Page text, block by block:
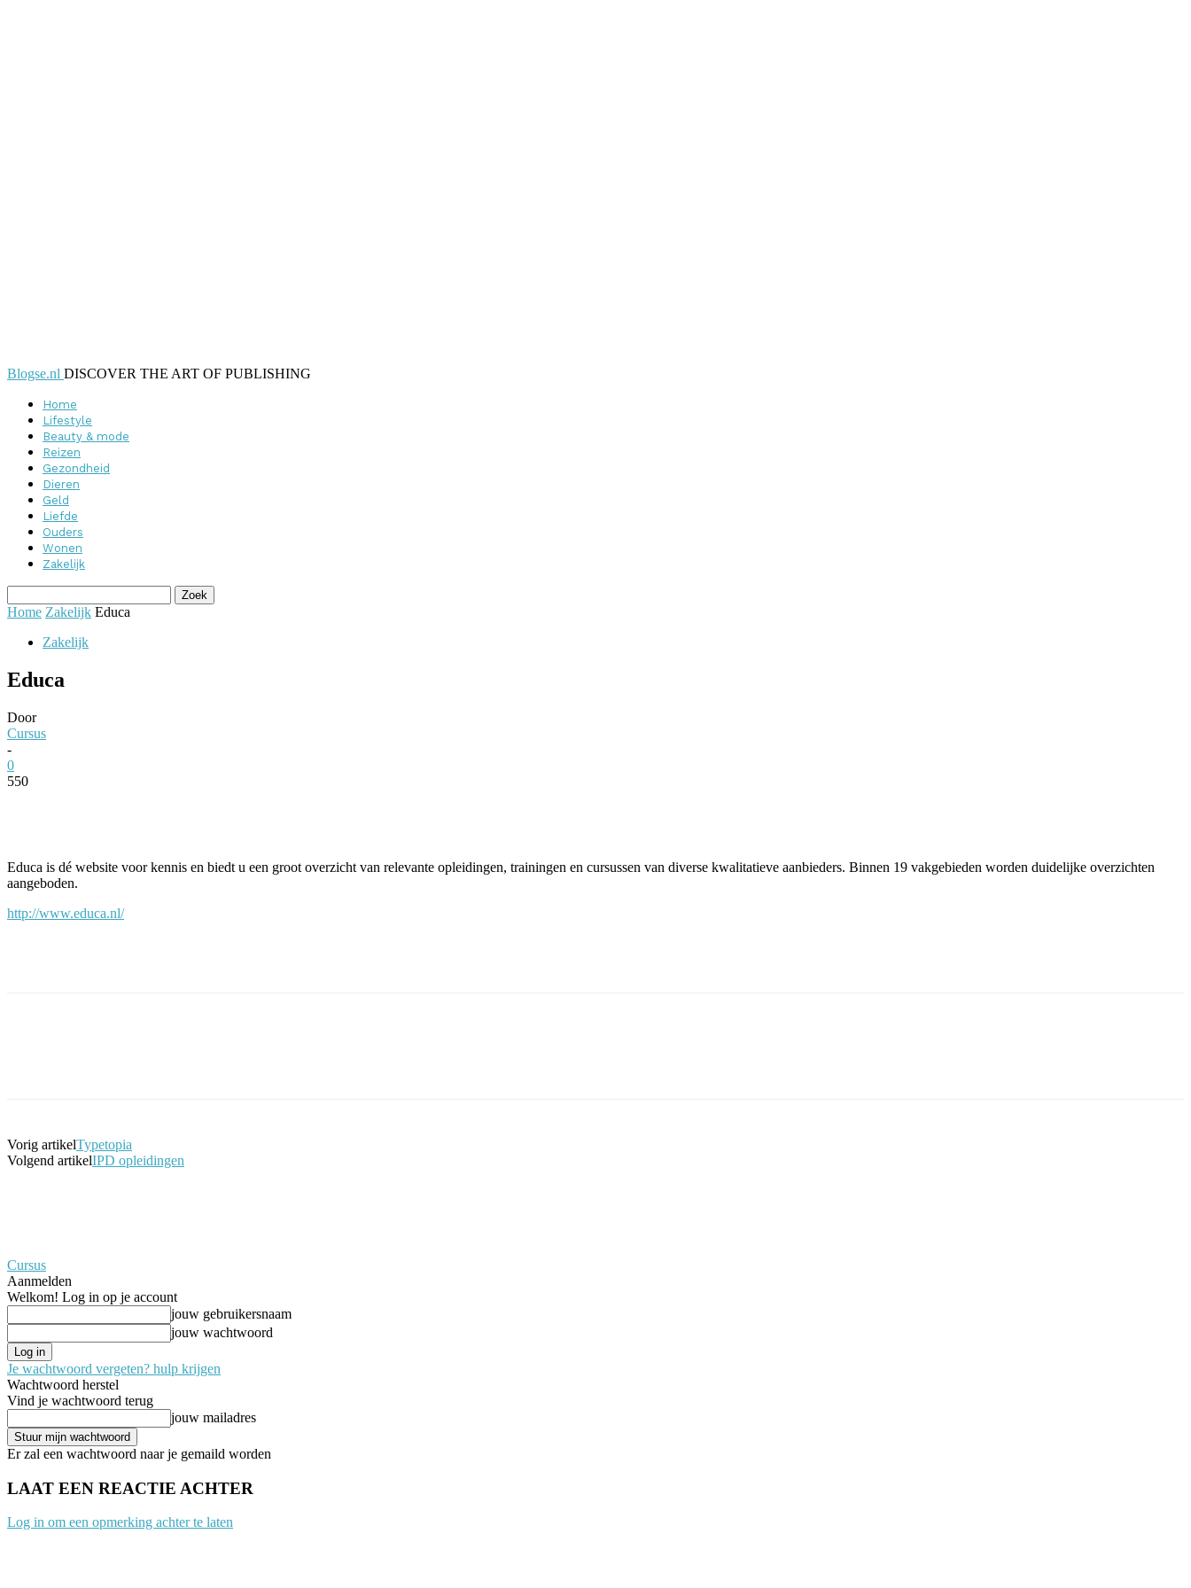
Blogse.nl DISCOVER THE ART OF PUBLISHING
Home
Lifestyle
Beauty & mode
Reizen
Gezondheid
Dieren
Geld
Liefde
Ouders
Wonen
Zakelijk
Home Zakelijk Educa
Zakelijk
Educa
Door
Cursus
-
0
550
Educa is dé website voor kennis en biedt u een groot overzicht van relevante opleidingen, trainingen en cursussen van diverse kwalitatieve aanbieders. Binnen 19 vakgebieden worden duidelijke overzichten
aangeboden.
http://www.educa.nl/
Vorig artikelTypetopia
Volgend artikelIPD opleidingen
Cursus
Aanmelden
Welkom! Log in op je account
jouw gebruikersnaam
jouw wachtwoord
Je wachtwoord vergeten? hulp krijgen
Wachtwoord herstel
Vind je wachtwoord terug
jouw mailadres
Er zal een wachtwoord naar je gemaild worden
LAAT EEN REACTIE ACHTER
Log in om een opmerking achter te laten